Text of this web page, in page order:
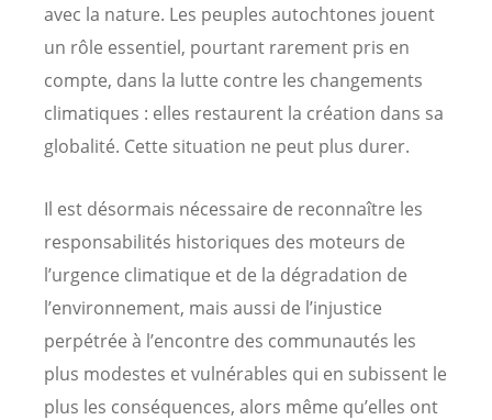
avec la nature. Les peuples autochtones jouent
un rôle essentiel, pourtant rarement pris en
compte, dans la lutte contre les changements
climatiques : elles restaurent la création dans sa
globalité. Cette situation ne peut plus durer.
Il est désormais nécessaire de reconnaître les
responsabilités historiques des moteurs de
l’urgence climatique et de la dégradation de
l’environnement, mais aussi de l’injustice
perpétrée à l’encontre des communautés les
plus modestes et vulnérables qui en subissent le
plus les conséquences, alors même qu’elles ont